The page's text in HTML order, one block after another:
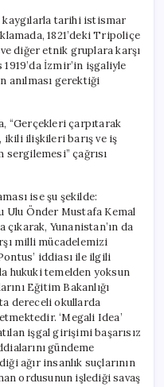
kaygılarla tarihi istismar
1821’deki Tripoliçe
diğer etnik gruplara karşı
1919’da İzmir’in işgaliyle
anılması gerektiği
“Gerçekleri çarpıtarak
ikili ilişkileri barış ve iş
çağrısı
ise şu şekilde:
Ulu Önder Mustafa Kemal
çıkarak, Yunanistan’ın da
milli mücadelemizi
iddiası ile ilgili
hukuki temelden yoksun
Eğitim Bakanlığı
dereceli okullarda
‘Megali Idea’
işgal girişimi başarısız
gündeme
ağır insanlık suçlarının
ordusunun işlediği savaş